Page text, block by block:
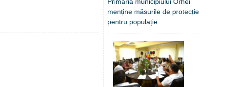
menține măsurile de protecție
pentru populație